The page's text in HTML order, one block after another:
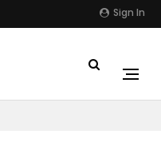
Sign In